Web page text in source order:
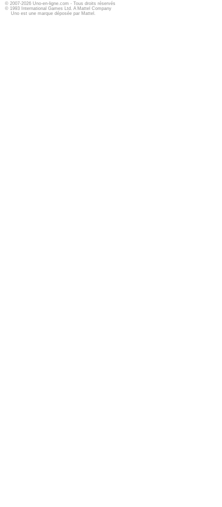
© 2007-2026 Uno-en-ligne.com - Tous droits réservés
© 1993 International Games Ltd. A Mattel Company
Uno est une marque déposée par Mattel.